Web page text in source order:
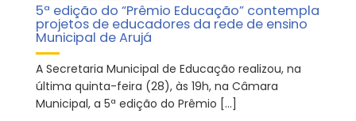
5ª edição do “Prêmio Educação” contempla
projetos de educadores da rede de ensino
Municipal de Arujá
A Secretaria Municipal de Educação realizou, na
última quinta-feira (28), às 19h, na Câmara
Municipal, a 5ª edição do Prêmio […]